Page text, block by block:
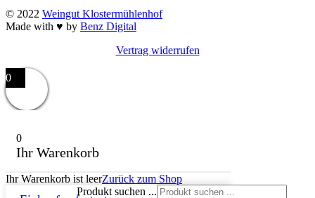
Produkt suchen ...
© 2022 Weingut Klostermühlenhof
Made with ♥ by Benz Digital
Vertrag widerrufen
0
0
Ihr Warenkorb
Ihr Warenkorb ist leerZurück zum Shop